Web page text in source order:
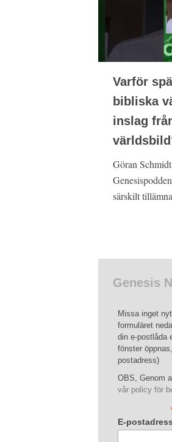
Varför
bibliska
inslag
Göran
särskilt
Genesis
Missa inget
formuläret
din e-postlåda
fönster
postadress)
OBS, Genom
vår policy för
E-postadress